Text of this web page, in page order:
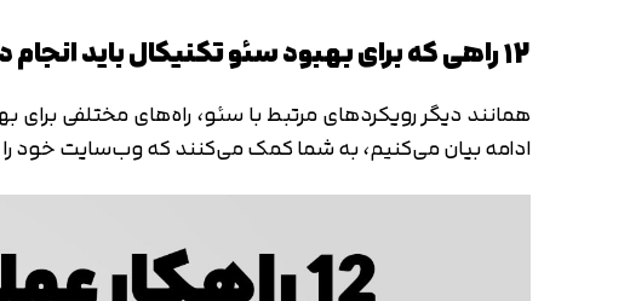
۱2 راهی که برای بهبود سئو تکنیکال باید انجام دهیم
ادامه بیان می‌کنیم، به شما کمک می‌کنند که وب‌سایت خود را